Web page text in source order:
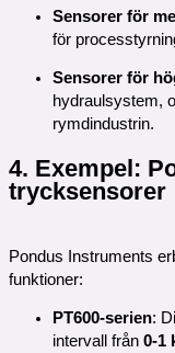
Sensorer för
för
Sensorer för
hydraulsystem,
rymdindustrin.
4. Exempel:
trycksensorer
Pondus Instruments
funktioner:
PT600-serien:
intervall från 0-1